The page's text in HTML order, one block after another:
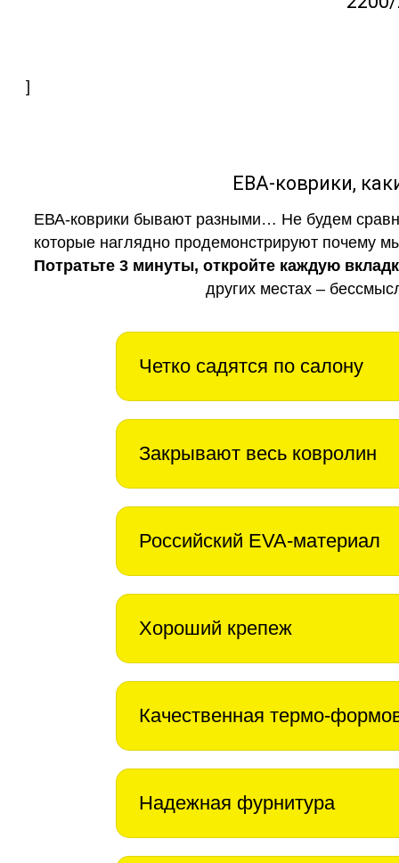
]
ЕВА-коврики,
ЕВА-коврики бывают разными… Не будем
которые наглядно продемонстрируют почему
Потратьте 3 минуты, откройте каждую
других местах –
Четко садятся по салону
Закрывают весь ковролин
Российский EVA-материал
Хороший крепеж
Качественная термо-
Надежная фурнитура